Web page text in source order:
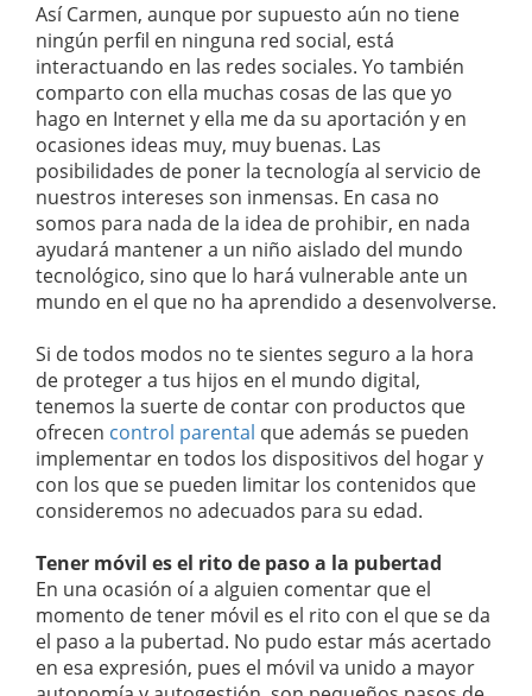
Así Carmen, aunque por supuesto aún no tiene
ningún perfil en ninguna red social, está
interactuando en las redes sociales. Yo también
comparto con ella muchas cosas de las que yo
hago en Internet y ella me da su aportación y en
ocasiones ideas muy, muy buenas. Las
posibilidades de poner la tecnología al servicio de
nuestros intereses son inmensas. En casa no
somos para nada de la idea de prohibir, en nada
ayudará mantener a un niño aislado del mundo
tecnológico, sino que lo hará vulnerable ante un
mundo en el que no ha aprendido a desenvolverse.
Si de todos modos no te sientes seguro a la hora
de proteger a tus hijos en el mundo digital,
tenemos la suerte de contar con productos que
ofrecen control parental que además se pueden
implementar en todos los dispositivos del hogar y
con los que se pueden limitar los contenidos que
consideremos no adecuados para su edad.
Tener móvil es el rito de paso a la pubertad
En una ocasión oí a alguien comentar que el
momento de tener móvil es el rito con el que se da
el paso a la pubertad. No pudo estar más acertado
en esa expresión, pues el móvil va unido a mayor